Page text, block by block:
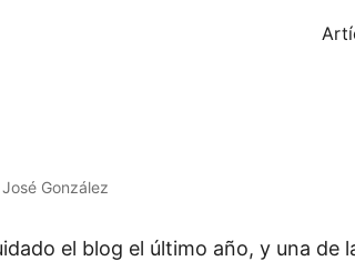
José González
el blog el último año, y una de